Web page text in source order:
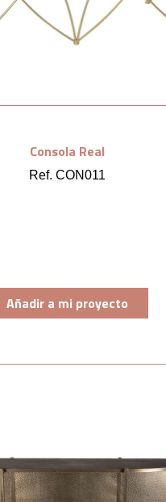
Consola Real
Ref. CON011
Añadir a mi proyecto